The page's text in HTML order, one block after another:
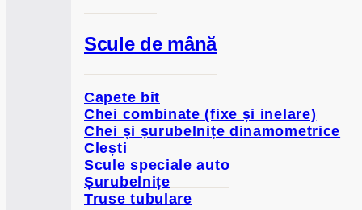
Scule de mână
Capete bit
Chei combinate (fixe și inelare)
Chei și șurubelnițe dinamometrice
Clești
Scule speciale auto
Șurubelnițe
Truse tubulare